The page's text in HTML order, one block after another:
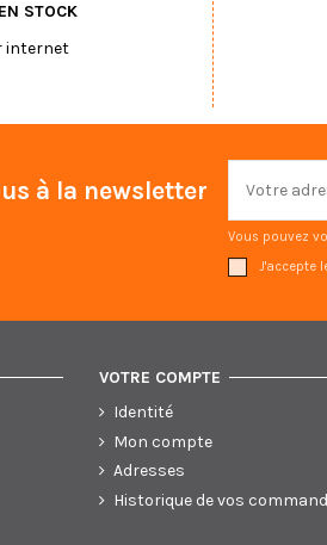
STOCK
internet
à la newsletter
Vous pouvez
J'accepte
VOTRE COMPTE
Identité
Mon compte
Adresses
Historique de vos